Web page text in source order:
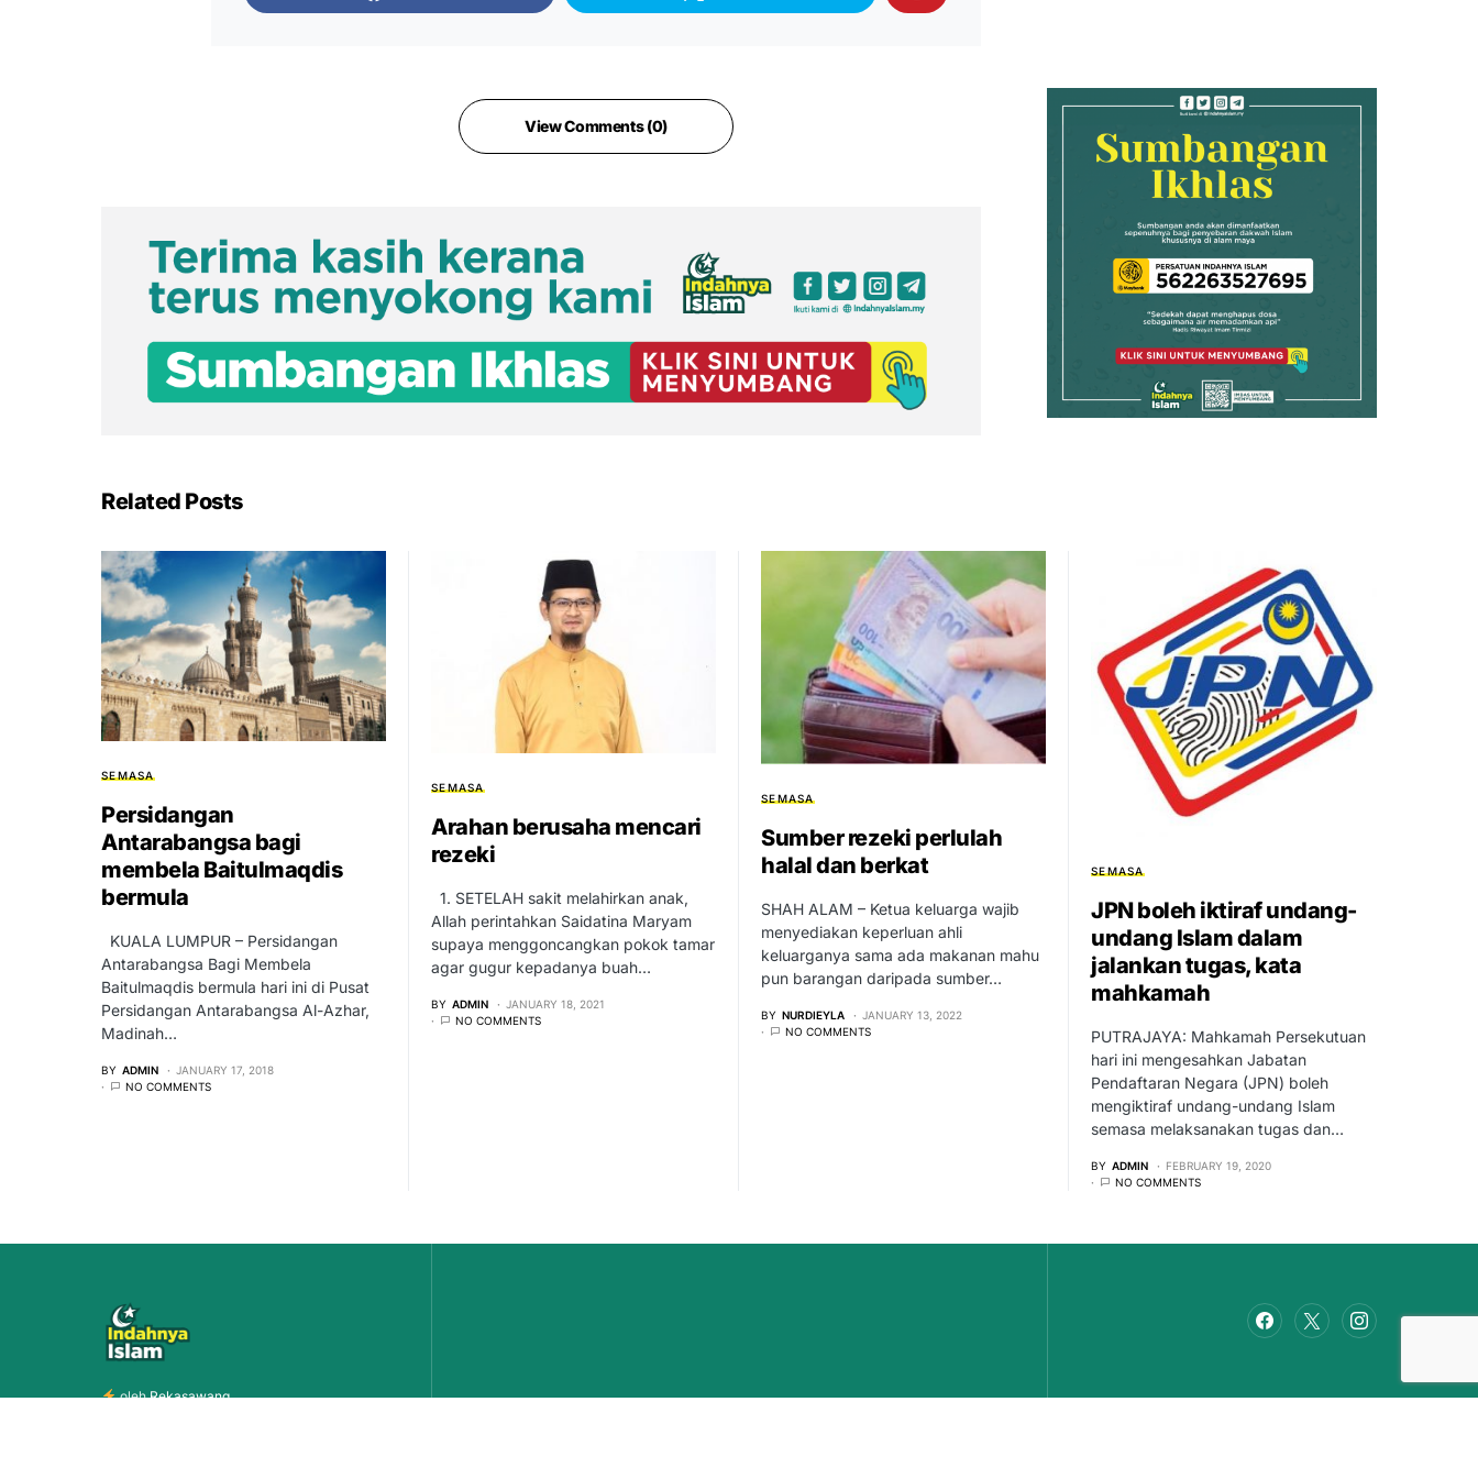
View Comments (0)
Related Posts
SEMASA
Persidangan
Antarabangsa bagi
membela Baitulmaqdis
bermula
KUALA LUMPUR – Persidangan
Antarabangsa Bagi Membela
Baitulmaqdis bermula hari ini di Pusat
Persidangan Antarabangsa Al-Azhar,
Madinah…
BY ADMIN
JANUARY 17, 2018
NO COMMENTS
SEMASA
Arahan berusaha mencari
rezeki
1. SETELAH sakit melahirkan anak,
Allah perintahkan Saidatina Maryam
supaya menggoncangkan pokok tamar
agar gugur kepadanya buah…
BY ADMIN
JANUARY 18, 2021
NO COMMENTS
SEMASA
Sumber rezeki perlulah
halal dan berkat
SHAH ALAM – Ketua keluarga wajib
menyediakan keperluan ahli
keluarganya sama ada makanan mahu
pun barangan daripada sumber…
BY NURDIEYLA
JANUARY 13, 2022
NO COMMENTS
SEMASA
JPN boleh iktiraf undang-
undang Islam dalam
jalankan tugas, kata
mahkamah
PUTRAJAYA: Mahkamah Persekutuan
hari ini mengesahkan Jabatan
Pendaftaran Negara (JPN) boleh
mengiktiraf undang-undang Islam
semasa melaksanakan tugas dan…
BY ADMIN
FEBRUARY 19, 2020
NO COMMENTS
olehRekasawang